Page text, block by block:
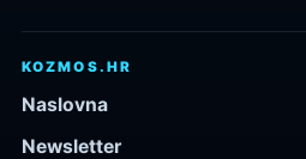
KOZMOS.HR
Naslovna
Newsletter